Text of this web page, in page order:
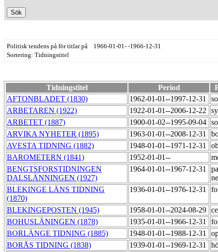
Politisk tendens på för titlar på 1966-01-01- -1966-12-31
Sortering: Tidningstitel
Tidningstitel Period
AFTONBLADET (1830)
1962-01-01--1997-12-31
ARBETAREN (1922)
1922-01-01--2006-12-22
ARBETET (1887)
1900-01-02--1995-09-04
ARVIKA NYHETER (1895)
1963-01-01--2008-12-31
AVESTA TIDNING (1882)
1948-01-01--1971-12-31
BAROMETERN (1841)
1952-01-01--
BENGTSFORSTIDNINGEN
DALSLÄNNINGEN (1927)
1964-01-01--1967-12-31
BLEKINGE LÄNS TIDNING
(1870)
1936-01-01--1976-12-31
BLEKINGEPOSTEN (1945) 1958-01-01--2024-08-29
BOHUSLÄNINGEN (1878)
1935-01-01--1966-12-31
BORLÄNGE TIDNING (1885)
1948-01-01--1988-12-31
BORÅS TIDNING (1838)
1939-01-01--1969-12-31